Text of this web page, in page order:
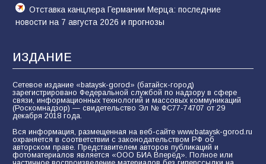
Отставка канцлера Германии Мерца: последние
новости на 7 августа 2026 и прогнозы
ИЗДАНИЕ
Сетевое издание «bataysk-gorod» (батайск-город)
зарегистрировано Федеральной службой по надзору в сфере
связи, информационных технологий и массовых коммуникаций
(Роскомнадзор) — свидетельство Эл № ФС77-74707 от 29
декабря 2018 года.
Вся информация, размещенная на веб-сайте www.bataysk-gorod.ru
охраняется в соответствии с законодательством РФ об
авторском праве. Представителем авторов публикаций и
фотоматериалов является «ООО БИА Вперёд». Полное или